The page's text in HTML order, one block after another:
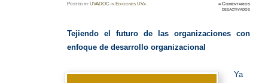
PostedbyUVADOC in Ediciones UVa ≈Comentarios
desactivadosen
y
Tejiendo el futuro de las organizaciones con
enfoque de desarrollo organizacional
Ya